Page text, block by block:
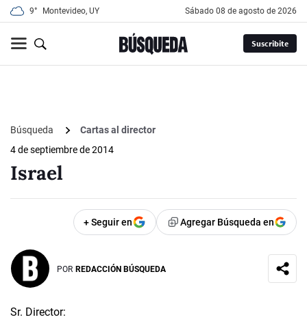
9° Montevideo, UY sábado 08 de agosto de 2026
Suscribite
Búsqueda
Cartas al director
4 de septiembre de 2014
Israel
+ Seguir en Agregar Búsqueda en
POR REDACCIÓN BÚSQUEDA
Sr. Director: